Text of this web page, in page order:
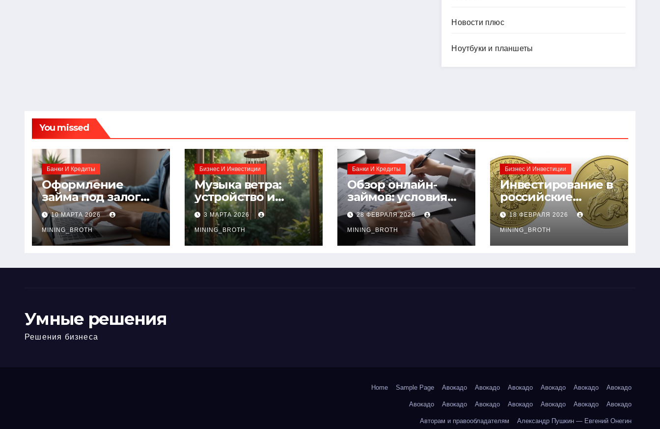
Новости плюс
Ноутбуки и планшеты
You missed
Банки И Кредиты
Оформление
займа под залог
ПТС онлайн на
карту без визита в
офис: порядок,
требования и
10 МАРТА 2026
MINING_BROTH
Бизнес И Инвестиции
Музыка ветра:
устройство и
принципы
звучания
колокольчиков
3 МАРТА 2026
MINING_BROTH
Банки И Кредиты
Обзор онлайн-
займов: условия
выдачи,
процентные
ставки и
требования к
28 ФЕВРАЛЯ 2026
MINING_BROTH
Бизнес И Инвестиции
Инвестирование в
российские
золотые монеты:
подробное
руководство
18 ФЕВРАЛЯ 2026
MINING_BROTH
Умные решения
Решения бизнеса
Home Sample Page Авокадо Авокадо Авокадо Авокадо Авокадо Авокадо
Авокадо Авокадо Авокадо Авокадо Авокадо Авокадо Авокадо
Авторам и правообладателям Александр Пушкин — Евгений Онегин